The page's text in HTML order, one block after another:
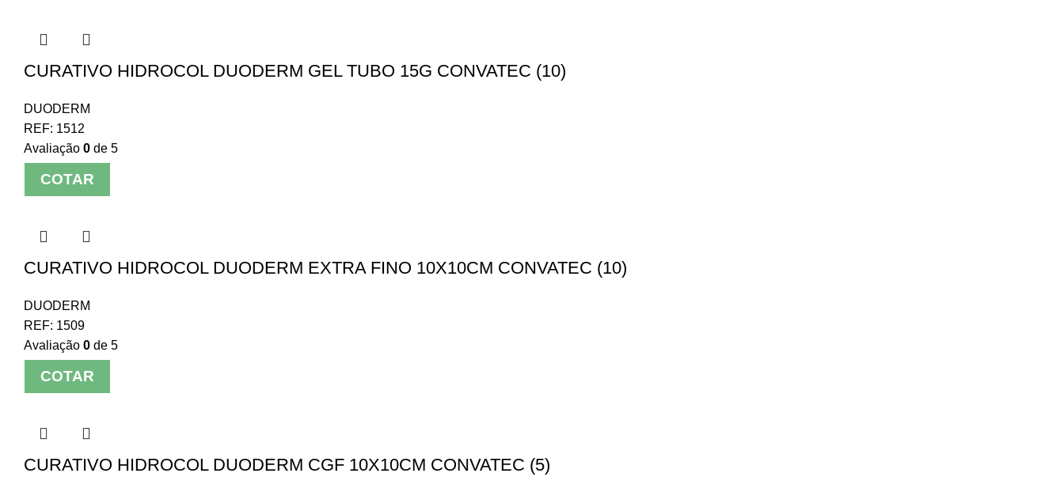
CURATIVO HIDROCOL DUODERM GEL TUBO 15G CONVATEC (10)
DUODERM
REF: 1512
Avaliação 0 de 5
COTAR
CURATIVO HIDROCOL DUODERM EXTRA FINO 10X10CM CONVATEC (10)
DUODERM
REF: 1509
Avaliação 0 de 5
COTAR
CURATIVO HIDROCOL DUODERM CGF 10X10CM CONVATEC (5)